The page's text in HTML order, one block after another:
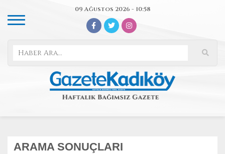
09 Ağustos 2026 - 10:58
ARAMA SONUÇLARI